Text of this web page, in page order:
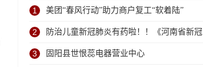
冤枉钱
1 美团“春风行动”助力商户复工“软着陆”
2 防治儿童新冠肺炎有药啦！！《河南省新冠
肺炎儿童管理指导意见》指定用药——羚珠
3 固阳县世恨蕊电器营业中心